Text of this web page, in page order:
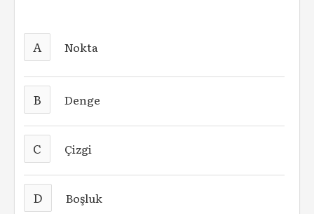
A Nokta
B Denge
C Çizgi
D Boşluk